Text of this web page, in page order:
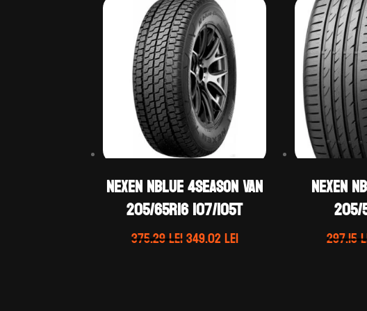
Nexen NBLUE 4SEASON VAN
205/65R16 107/105T
375.29leiPrețul
349.02leiPrețul
Nexen
205/
297.15